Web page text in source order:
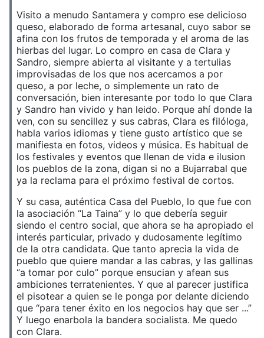
Visito a menudo Santamera y compro ese delicioso
queso, elaborado de forma artesanal, cuyo sabor se
afina con los frutos de temporada y el aroma de las
hierbas del lugar. Lo compro en casa de Clara y
Sandro, siempre abierta al visitante y a tertulias
improvisadas de los que nos acercamos a por
queso, a por leche, o simplemente un rato de
conversación, bien interesante por todo lo que Clara
y Sandro han vivido y han leido. Porque ahí donde la
ven, con su sencillez y sus cabras, Clara es filóloga,
habla varios idiomas y tiene gusto artístico que se
manifiesta en fotos, videos y música. Es habitual de
los festivales y eventos que llenan de vida e ilusion
los pueblos de la zona, digan si no a Bujarrabal que
ya la reclama para el próximo festival de cortos.
Y su casa, auténtica Casa del Pueblo, lo que fue con
la asociación “La Taina” y lo que debería seguir
siendo el centro social, que ahora se ha apropiado el
interés particular, privado y dudosamente legítimo
de la otra candidata. Que tanto aprecia la vida de
pueblo que quiere mandar a las cabras, y las gallinas
“a tomar por culo” porque ensucian y afean sus
ambiciones terratenientes. Y que al parecer justifica
el pisotear a quien se le ponga por delante diciendo
que “para tener éxito en los negocios hay que ser ...”
Y luego enarbola la bandera socialista. Me quedo
con Clara.